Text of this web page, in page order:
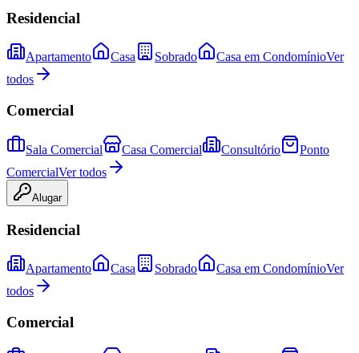
Residencial
Apartamento Casa Sobrado Casa em CondomínioVer
todos
Comercial
Sala Comercial Casa Comercial Consultório
Ponto
ComercialVer todos
Alugar
Residencial
Apartamento Casa Sobrado Casa em CondomínioVer
todos
Comercial